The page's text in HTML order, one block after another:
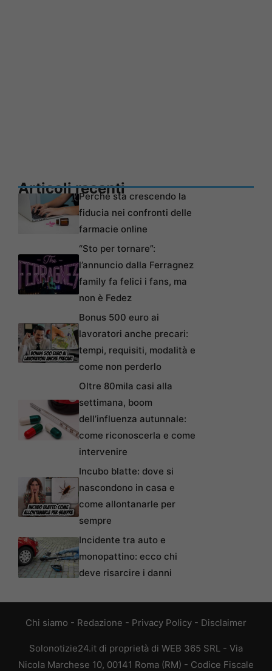
Articoli recentiPerché sta crescendo la
fiducia nei confronti delle
farmacie online
“Sto per tornare”:
l’annuncio dalla Ferragnez
family fa felici i fans, ma
non è Fedez
Bonus 500 euro ai
lavoratori anche precari:
tempi, requisiti, modalità e
come non perderlo
Oltre 80mila casi alla
settimana, boom
dell’influenza autunnale:
come riconoscerla e come
intervenire
Incubo blatte: dove si
nascondono in casa e
come allontanarle per
sempre
Incidente tra auto e
monopattino: ecco chi
deve risarcire i danni
Chi siamo - Redazione - Privacy Policy - Disclaimer
Solonotizie24.it di proprietà di WEB 365 SRL - Via
Nicola Marchese 10, 00141 Roma (RM) - Codice Fiscale